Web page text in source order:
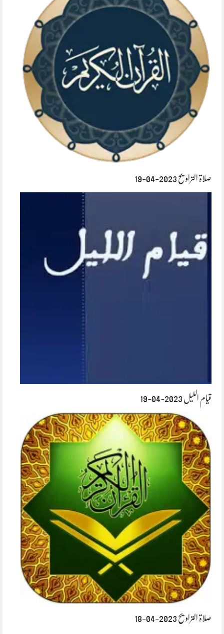
صلاۃ التراویح 2023-04-19
قیام اللیل 2023-04-19
صلاۃ التراویح 2023-04-18